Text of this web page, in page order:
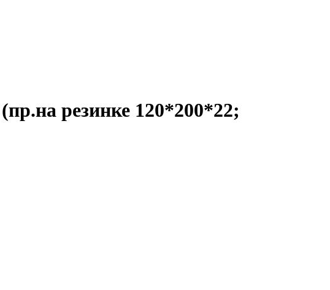
резинке 120*200*22;